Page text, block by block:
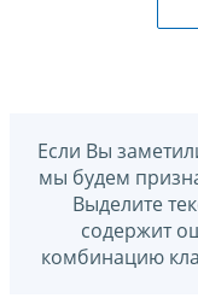
Если Вы
мы будем
Выделите
содержит
комбинацию